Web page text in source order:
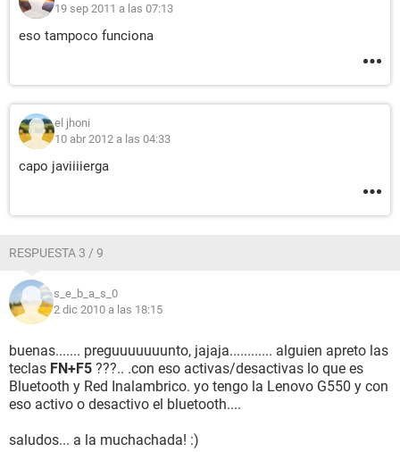
19 sep 2011 a las 07:13
eso tampoco funciona
el jhoni
10 abr 2012 a las 04:33
capo javiiiierga
RESPUESTA 3 / 9
s_e_b_a_s_0
2 dic 2010 a las 18:15
buenas....... preguuuuuuunto, jajaja............ alguien apreto las
teclas FN+F5 ???.. .con eso activas/desactivas lo que es
Bluetooth y Red Inalambrico. yo tengo la Lenovo G550 y con
eso activo o desactivo el bluetooth....
saludos... a la muchachada! :)